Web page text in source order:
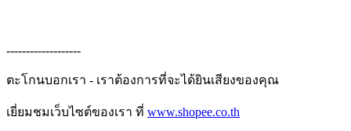
-------------------
ตะโกนบอกเรา - เราต้องการที่จะได้ยินเสียงของคุณ
เยี่ยมชมเว็บไซต์ของเรา ที่ www.shopee.co.th